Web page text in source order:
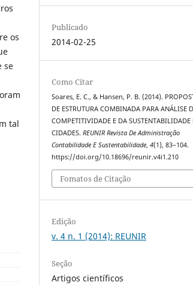
os
se
tal
Publicado
2014-02-25
Como Citar
Soares, E. C., & Hansen, P. B. (2014).
DE ESTRUTURA COMBINADA PARA ANÁLISE
COMPETITIVIDADE E DA SUSTENTABILIDADE
CIDADES.REUNIR Revista De Administração
Contabilidade E Sustentabilidade,4(1), 83–104.
https://doi.org/10.18696/reunir.v4i1.210
Fomatos de Citação
Edição
v. 4 n. 1 (2014): REUNIR
Seção
Artigos científicos